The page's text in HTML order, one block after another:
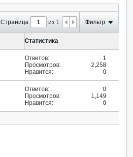
Страница из 1 Фильтр
Статистика
Ответов:
1
Просмотров:
2,258
Нравится:
0
Ответов:
0
Просмотров:
1,149
Нравится:
0